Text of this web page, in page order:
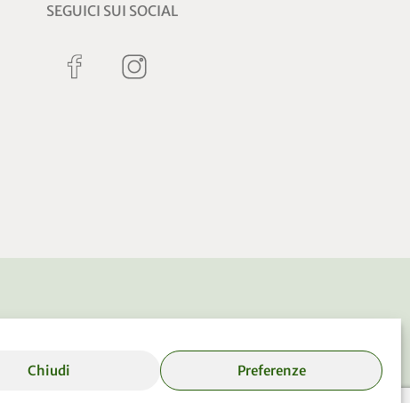
Chiudi Preferenze
SEGUICI SUI SOCIAL